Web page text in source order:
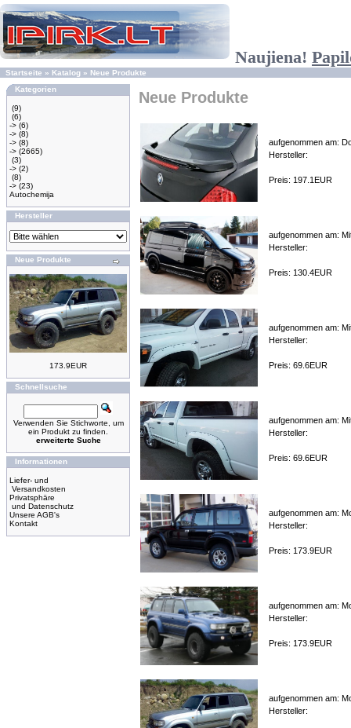
Naujiena!
Startseite » Katalog » Neue Produkte
Kategorien
(9)
(6)
-> (6)
-> (8)
-> (8)
-> (2665)
(3)
-> (2)
(8)
-> (23)
Autochemija
Hersteller
Neue Produkte
173.9EUR
Schnellsuche
Verwenden Sie Stichworte, um
ein Produkt zu finden.
erweiterte Suche
Informationen
Liefer- und
Versandkosten
Privatsphäre
und Datenschutz
Unsere AGB's
Kontakt
Neue Produkte
aufgenommen am:
Hersteller:
Preis: 197.1EUR
aufgenommen am:
Hersteller:
Preis: 130.4EUR
aufgenommen am:
Hersteller:
Preis: 69.6EUR
aufgenommen am:
Hersteller:
Preis: 69.6EUR
aufgenommen am:
Hersteller:
Preis: 173.9EUR
aufgenommen am:
Hersteller:
Preis: 173.9EUR
aufgenommen am:
Hersteller: